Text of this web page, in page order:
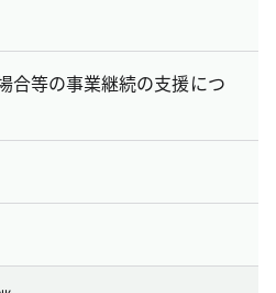
合等の事業継続の支援につ